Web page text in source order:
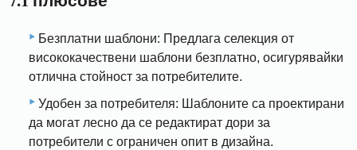
Безплатни шаблони: Предлага селекция от
висококачествени шаблони безплатно, осигурявайки
отлична стойност за потребителите.
Удобен за потребителя: Шаблоните са проектирани
да могат лесно да се редактират дори за
потребители с ограничен опит в дизайна.